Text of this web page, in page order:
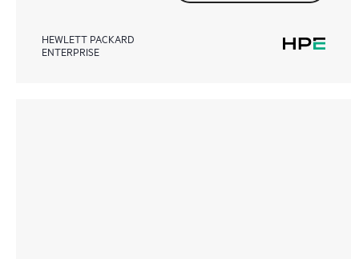
HEWLETT PACKARD
ENTERPRISE